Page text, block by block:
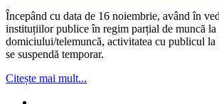
Începând cu data de 16 noiembrie, având în
instituțiilor publice în regim parțial de muncă la
domiciului/telemuncă, activitatea cu publicul la
se suspendă temporar.
Citește mai mult...